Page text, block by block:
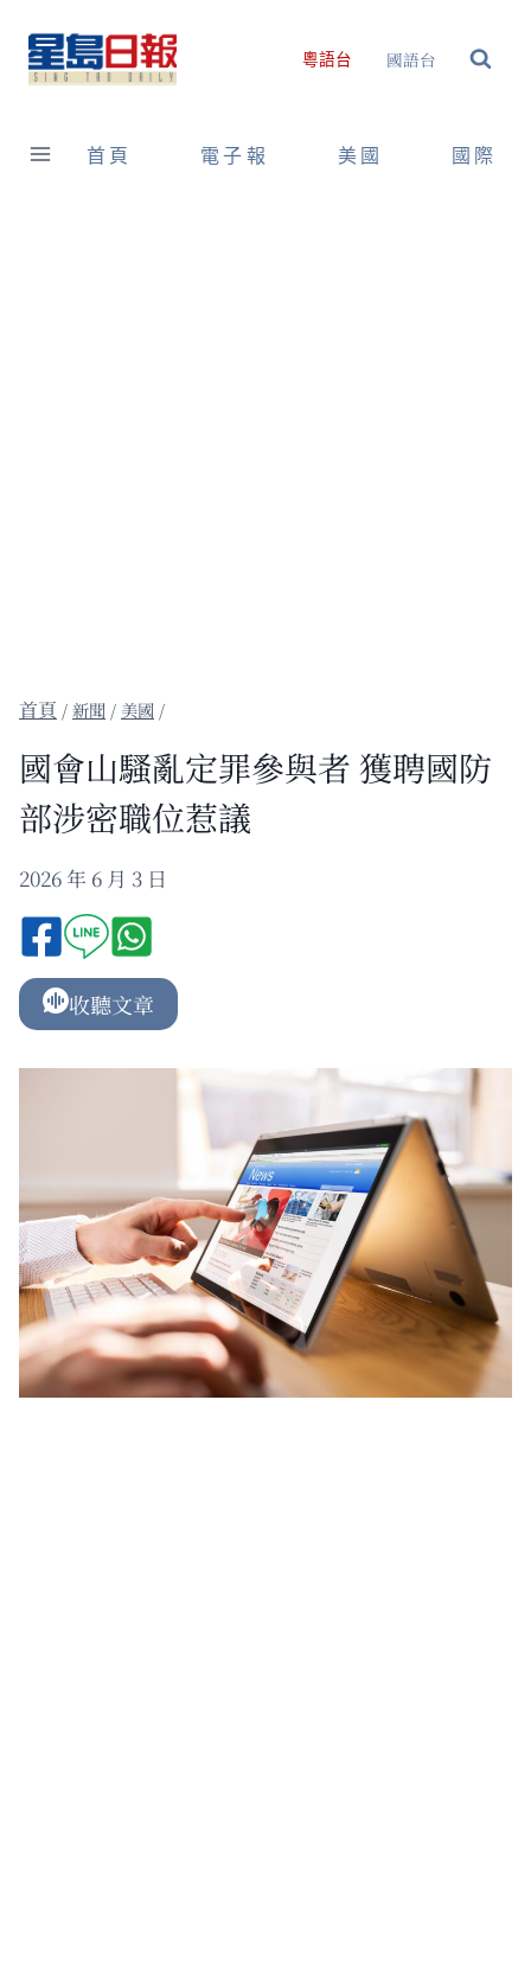
content
粵語台 國語台
首頁 電子報 美國 國際
/新聞 / 美國 /
國會山騷亂定罪參與者 獲聘國防
部涉密職位惹議
2026 年 6 月 3 日
收聽文章